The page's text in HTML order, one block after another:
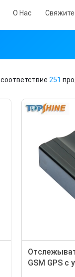
О Нас
соответствие 251
GSM GPS с